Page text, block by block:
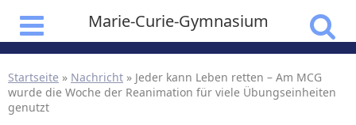
Marie-Curie-Gymnasium
Startseite » Nachricht » Jeder kann Leben retten – Am MCG
wurde die Woche der Reanimation für viele Übungseinheiten
genutzt